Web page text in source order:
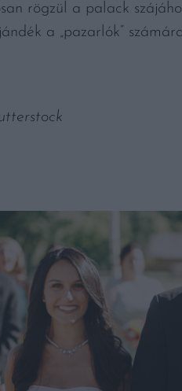
rögzül a palack
a „pazarlók”